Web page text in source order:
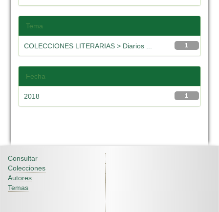
Tema
1
COLECCIONES LITERARIAS > Diarios ...
Fecha
1
2018
Consultar
Colecciones
Autores
Temas